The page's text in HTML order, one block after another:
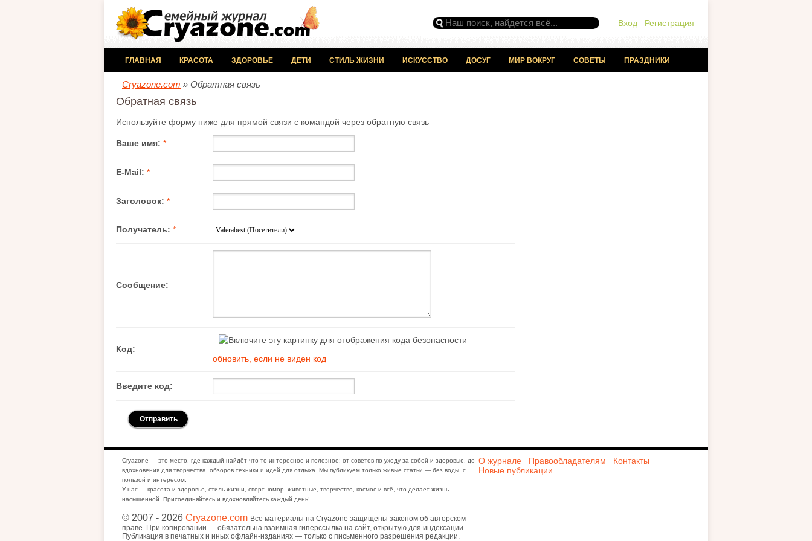
Вход Регистрация
ГЛАВНАЯ КРАСОТА ЗДОРОВЬЕ ДЕТИ СТИЛЬ ЖИЗНИ ИСКУССТВО ДОСУГ МИР ВОКРУГ СОВЕТЫ ПРАЗДНИКИ
Cryazone.com » Обратная связь
Обратная связь
Используйте форму ниже для прямой связи с командой через обратную связь
Ваше имя: *
E-Mail: *
Заголовок: *
Получатель: *
Сообщение:
Код:
обновить, если не виден код
Введите код:
Cryazone — это место, где каждый найдёт что-то интересное и полезное: от советов по уходу за собой и здоровью, до
вдохновения для творчества, обзоров техники и идей для отдыха. Мы публикуем только живые статьи — без воды, с
пользой и интересом.
У нас — красота и здоровье, стиль жизни, спорт, юмор, животные, творчество, космос и всё, что делает жизнь
насыщенной. Присоединяйтесь и вдохновляйтесь каждый день!
© 2007 - 2026 Cryazone.com Все материалы на Cryazone защищены законом об авторском
праве. При копировании — обязательна взаимная гиперссылка на сайт, открытую для индексации.
Публикация в печатных и иных офлайн-изданиях — только с письменного разрешения редакции.
О журнале Правообладателям
Контакты
Новые публикации